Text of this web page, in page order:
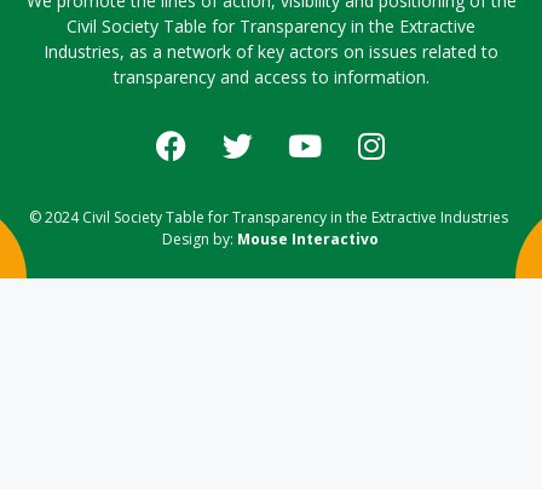
Civil Society Table for Transparency in the Extractive
Industries, as a network of key actors on issues related to
transparency and access to information.
© 2024 Civil Society Table for Transparency in the Extractive Industries
Design by: Mouse Interactivo